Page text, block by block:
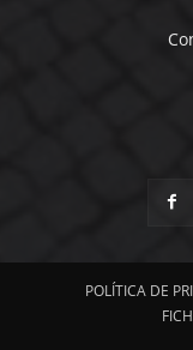
POLÍTICA DE